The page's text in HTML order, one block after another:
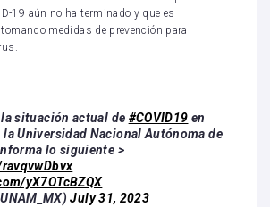
19 aún no ha terminado y que es
medidas de prevención para
situación actual de #COVID19 en
la Universidad Nacional Autónoma de
lo siguiente >
yX7OTcBZQX
July 31, 2023